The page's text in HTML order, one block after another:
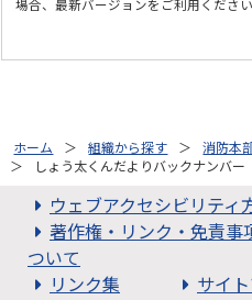
場合、最新バージョンをご利用ください
ホーム 組織から探す 消防本
しょう太くんだよりバックナンバー
ウェブアクセシビリティ
著作権・リンク・免責事
ついて
リンク集
サイ